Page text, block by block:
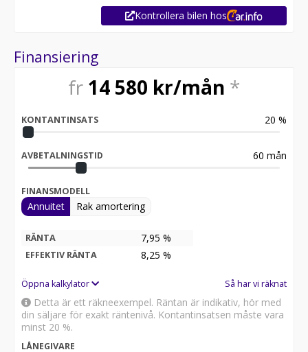
Kontrollera bilen hos
Finansiering
fr 14 580 kr/mån *
KONTANTINSATS 20 %
AVBETALNINGSTID 60 mån
FINANSMODELL
Annuitet Rak amortering
RÄNTA 7,95 %
EFFEKTIV RÄNTA 8,25 %
Öppna kalkylator Så har vi räknat
Detta är ett räkneexempel. Räntan är indikativ, hör med
din säljare för exakt räntenivå. Kontantinsatsen måste vara
minst 20 %.
LÅNEGIVARE